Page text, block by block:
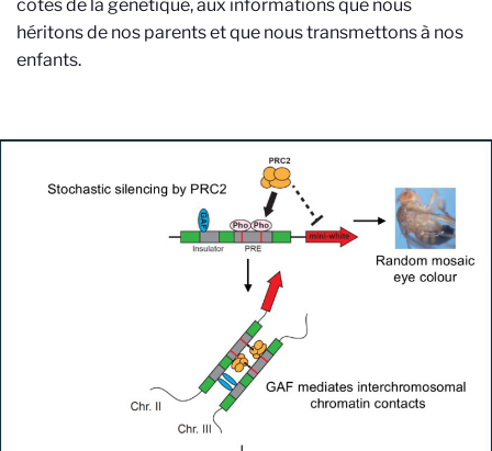
côtés de la génétique, aux informations que nous
héritons de nos parents et que nous transmettons à nos
enfants.